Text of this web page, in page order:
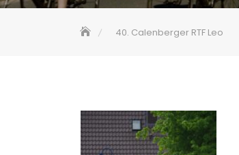
40. Calenberger RTF Leo